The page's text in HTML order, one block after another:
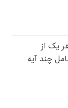
یک از
چند آیه